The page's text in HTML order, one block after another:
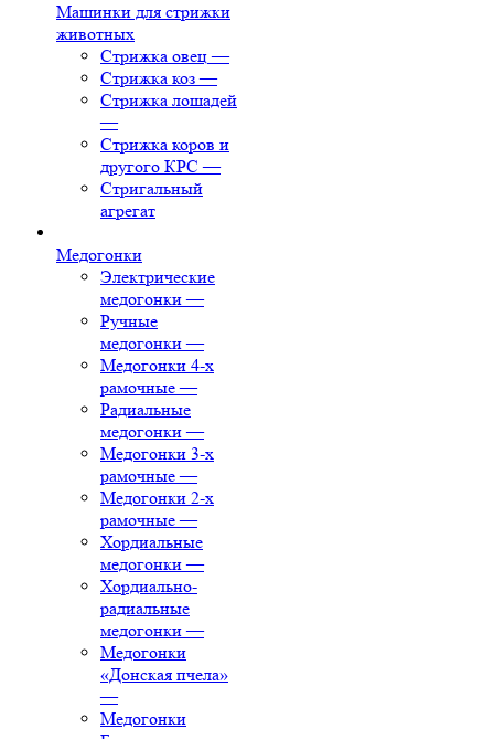
Машинки для стрижки
животных
Стрижка овец —
Стрижка коз —
Стрижка лошадей
—
Стрижка коров и
другого КРС —
Стригальный
агрегат
Медогонки
Электрические
медогонки —
Ручные
медогонки —
Медогонки 4-х
рамочные —
Радиальные
медогонки —
Медогонки 3-х
рамочные —
Медогонки 2-х
рамочные —
Хордиальные
медогонки —
Хордиально-
радиальные
медогонки —
Медогонки
«Донская пчела»
—
Медогонки